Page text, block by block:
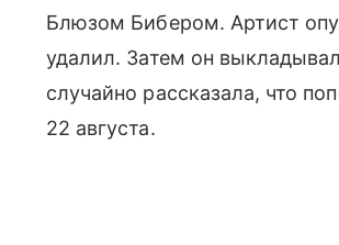
Блюзом Бибером. Артист
удалил. Затем он
случайно рассказала, что
22 августа.